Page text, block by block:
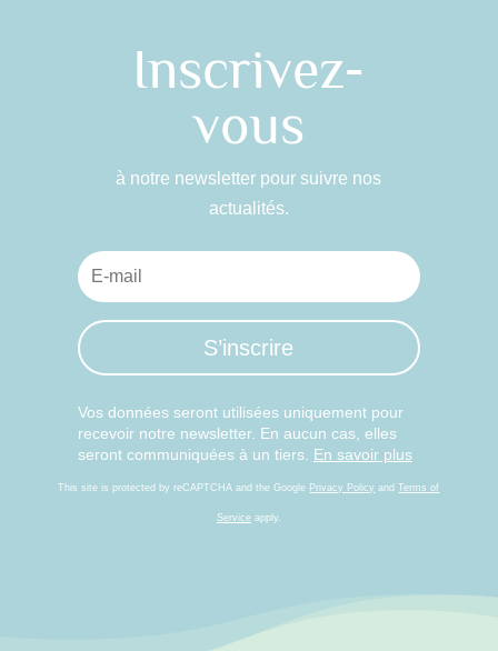
Inscrivez-
vous
à notre newsletter pour suivre nos
actualités.
S’inscrire
Vos données seront utilisées uniquement pour
recevoir notre newsletter. En aucun cas, elles
seront communiquées à un tiers. En savoir plus
This site is protected by reCAPTCHA and the Google Privacy Policy andTerms of
Serviceapply.